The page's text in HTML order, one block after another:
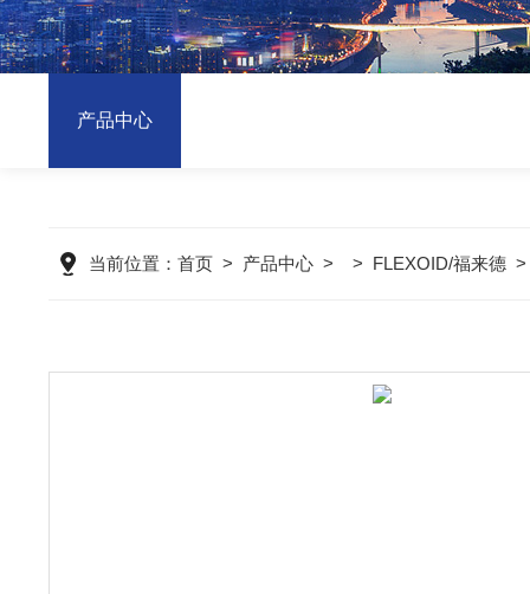
产品中心
当前位置： 首页> 产品中心> > FLEXOID/福来德